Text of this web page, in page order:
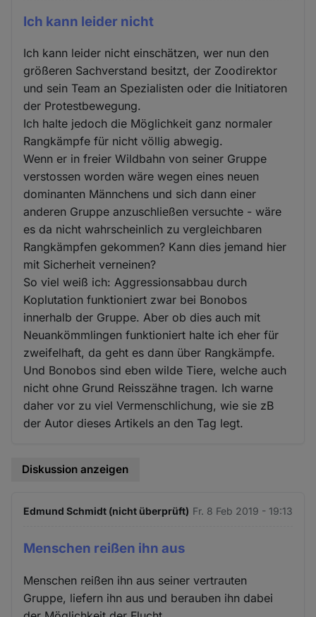
Ich kann leider nicht
Ich kann leider nicht einschätzen, wer nun den
größeren Sachverstand besitzt, der Zoodirektor
und sein Team an Spezialisten oder die Initiatoren
der Protestbewegung.
Ich halte jedoch die Möglichkeit ganz normaler
Rangkämpfe für nicht völlig abwegig.
Wenn er in freier Wildbahn von seiner Gruppe
verstossen worden wäre wegen eines neuen
dominanten Männchens und sich dann einer
anderen Gruppe anzuschließen versuchte - wäre
es da nicht wahrscheinlich zu vergleichbaren
Rangkämpfen gekommen? Kann dies jemand hier
mit Sicherheit verneinen?
So viel weiß ich: Aggressionsabbau durch
Koplutation funktioniert zwar bei Bonobos
innerhalb der Gruppe. Aber ob dies auch mit
Neuankömmlingen funktioniert halte ich eher für
zweifelhaft, da geht es dann über Rangkämpfe.
Und Bonobos sind eben wilde Tiere, welche auch
nicht ohne Grund Reisszähne tragen. Ich warne
daher vor zu viel Vermenschlichung, wie sie zB
der Autor dieses Artikels an den Tag legt.
Diskussion anzeigen
Edmund Schmidt (nicht überprüft) Fr. 8 Feb 2019 - 19:13
Menschen reißen ihn aus
Menschen reißen ihn aus seiner vertrauten
Gruppe, liefern ihn aus und berauben ihn dabei